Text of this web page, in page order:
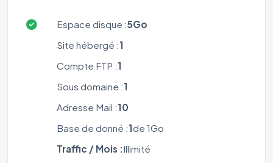
Espace disque :5Go
Site hébergé :1
Compte FTP :1
Sous domaine :1
Adresse Mail :10
Base de donné :1de 1Go
Traffic / Mois :Illimité